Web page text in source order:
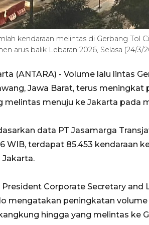
kendaraan melintas di Gerbang Tol
arus balik Lebaran 2026, Selasa (24/3/
(ANTARA) - Volume lalu lintas
Jawa Barat, terus
melintas menuju ke Jakarta pada
data PT Jasamarga
WIB, terdapat 85.453 kendaraan
Jakarta.
President Corporate Secretary and
mengatakan peningkatan
hingga yang melintas ke